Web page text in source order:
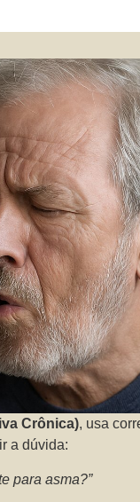
Crônica), usa
a dúvida:
para asma?”